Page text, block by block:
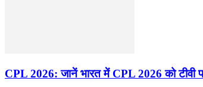
CPL 2026: जानें भारत में CPL 2026 को